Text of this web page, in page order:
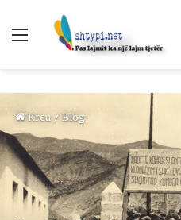
Menu
Kreu / Blog